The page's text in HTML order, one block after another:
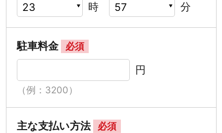
時 分
駐車料金 必須
円
（例：3200）
主な支払い方法 必須